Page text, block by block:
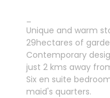
Unique and warm
29hectares of
Contemporary
just 2 kms away
Six en suite
maid's quarters.